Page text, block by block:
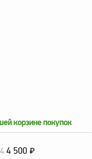
корзине покупок
4 500 ₽